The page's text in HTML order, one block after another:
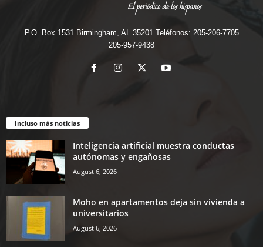
P.O. Box 1531 Birmingham, AL 35201 Teléfonos: 205-206-7705
205-957-9438
Incluso más noticias
Inteligencia artificial muestra conductas
autónomas y engañosas
August 6, 2026
Moho en apartamentos deja sin vivienda a
universitarios
August 6, 2026